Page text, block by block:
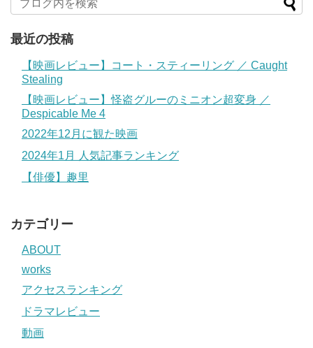
最近の投稿
【映画レビュー】コート・スティーリング ／ Caught
Stealing
【映画レビュー】怪盗グルーのミニオン超変身 ／
Despicable Me 4
2022年12月に観た映画
2024年1月 人気記事ランキング
【俳優】趣里
カテゴリー
ABOUT
works
アクセスランキング
ドラマレビュー
動画